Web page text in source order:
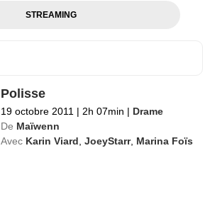
STREAMING
Polisse
19 octobre 2011 | 2h 07min | Drame
De Maïwenn
Avec Karin Viard ,JoeyStarr, Marina Foïs